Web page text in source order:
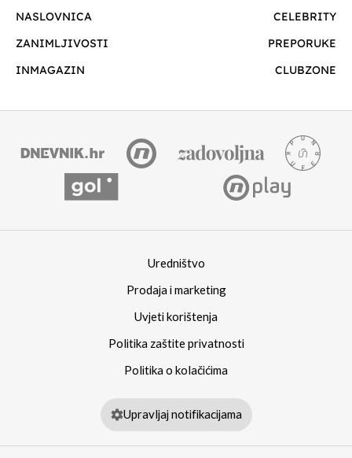
NASLOVNICA
CELEBRITY
ZANIMLJIVOSTI
PREPORUKE
INMAGAZIN
CLUBZONE
Uredništvo
Prodaja i marketing
Uvjeti korištenja
Politika zaštite privatnosti
Politika o kolačićima
Upravljaj notifikacijama